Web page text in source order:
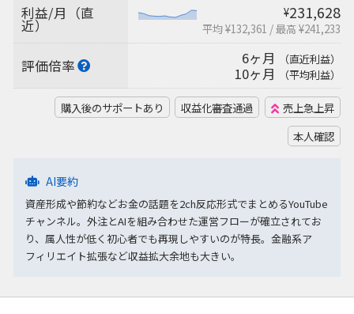
利益/月（直
近）
¥231,628
平均 ¥132,361 /最高 ¥241,233
評価倍率 6ヶ月 （直近利益）
10ヶ月 （平均利益）
購入後のサポートあり 収益化審査通過
売上急上昇
本人確認
AI要約
資産形成や節約などお金の話題を2ch反応形式でまとめるYouTube
チャンネル。外注とAIを組み合わせた運営フローが確立されてお
り、属人性が低く初心者でも再現しやすいのが特長。金融系ア
フィリエイト拡張など収益拡大余地も大きい。